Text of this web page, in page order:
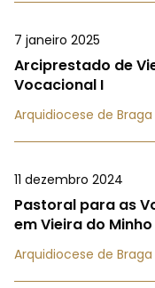
7 janeiro 2025
Arciprestado de
Vocacional I
Arquidiocese de Braga
11 dezembro 2024
Pastoral para as
em Vieira do
Arquidiocese de Braga